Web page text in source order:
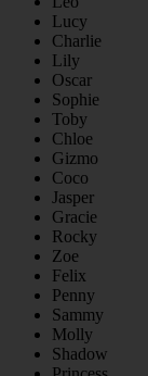
Lucy
Charlie
Lily
Oscar
Sophie
Toby
Chloe
Gizmo
Coco
Jasper
Gracie
Rocky
Zoe
Felix
Penny
Sammy
Molly
Shadow